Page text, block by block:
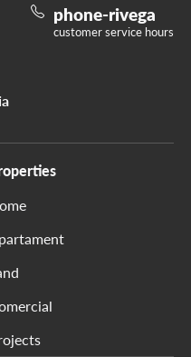
phone-rivega
customer service hours